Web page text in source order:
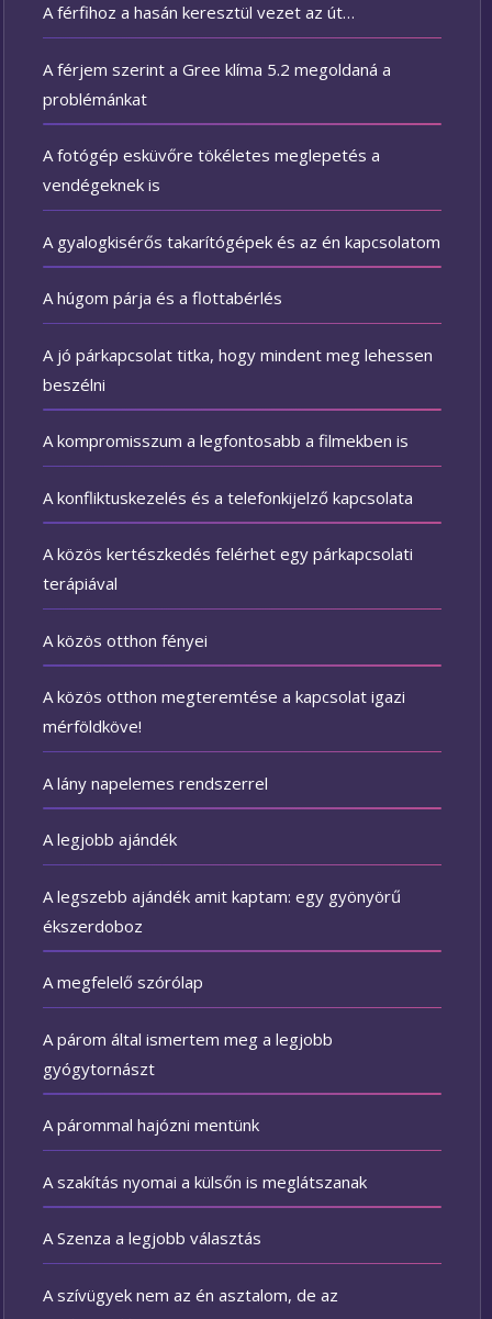
A férfihoz a hasán keresztül vezet az út…
A férjem szerint a Gree klíma 5.2 megoldaná a
problémánkat
A fotógép esküvőre tökéletes meglepetés a
vendégeknek is
A gyalogkisérős takarítógépek és az én kapcsolatom
A húgom párja és a flottabérlés
A jó párkapcsolat titka, hogy mindent meg lehessen
beszélni
A kompromisszum a legfontosabb a filmekben is
A konfliktuskezelés és a telefonkijelző kapcsolata
A közös kertészkedés felérhet egy párkapcsolati
terápiával
A közös otthon fényei
A közös otthon megteremtése a kapcsolat igazi
mérföldköve!
A lány napelemes rendszerrel
A legjobb ajándék
A legszebb ajándék amit kaptam: egy gyönyörű
ékszerdoboz
A megfelelő szórólap
A párom által ismertem meg a legjobb
gyógytornászt
A párommal hajózni mentünk
A szakítás nyomai a külsőn is meglátszanak
A Szenza a legjobb választás
A szívügyek nem az én asztalom, de az